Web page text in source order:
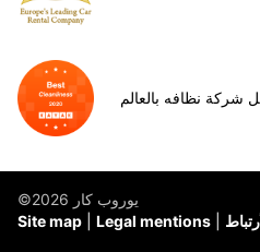
شركة نظافه بالعالم
©يوروب كار 2026
Site map
Legal mentions